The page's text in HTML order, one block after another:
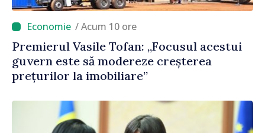
/ Acum 10 ore
Premierul Vasile Tofan: „Focusul acestui
guvern este să modereze creșterea
prețurilor la imobiliare”